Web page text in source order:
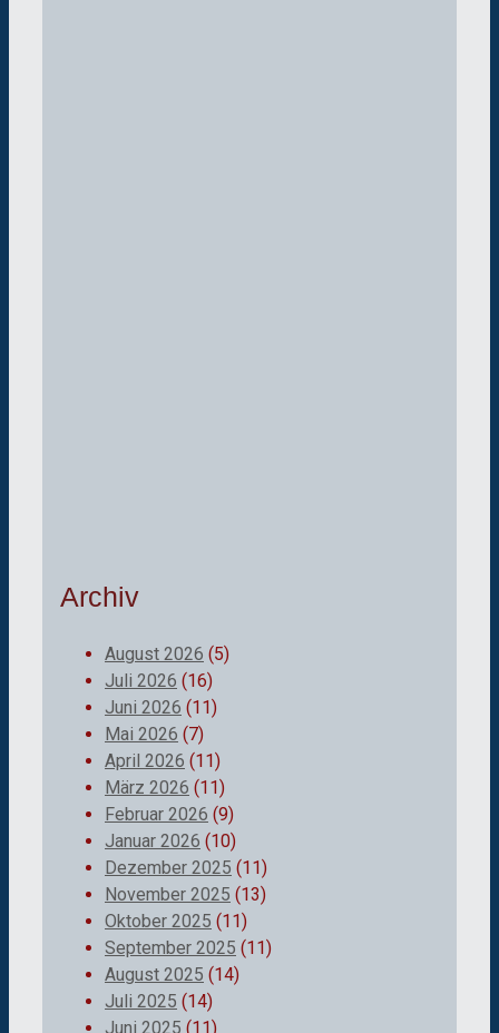
Archiv
August 2026 (5)
Juli 2026 (16)
Juni 2026 (11)
Mai 2026 (7)
April 2026 (11)
März 2026 (11)
Februar 2026 (9)
Januar 2026 (10)
Dezember 2025 (11)
November 2025 (13)
Oktober 2025 (11)
September 2025 (11)
August 2025 (14)
Juli 2025 (14)
Juni 2025 (11)